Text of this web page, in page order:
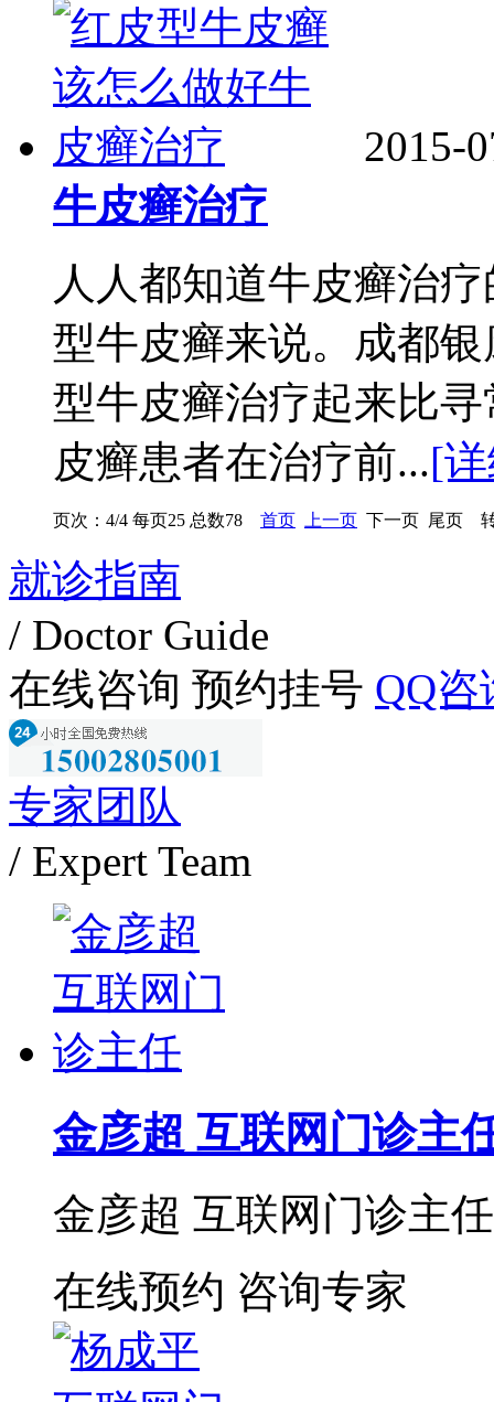
2015-
牛皮癣治疗
人人都知道牛皮癣治
型牛皮癣来说。成都
型牛皮癣治疗起来比
皮癣患者在治疗前...[
页次：4/4 每页25 总数78 首页 上一页 下一页 尾页
就诊指南
/ Doctor Guide
在线咨询 预约挂号 QQ咨
专家团队
/ Expert Team
金彦超 互联网门诊主
金彦超 互联网门诊主
在线预约 咨询专家